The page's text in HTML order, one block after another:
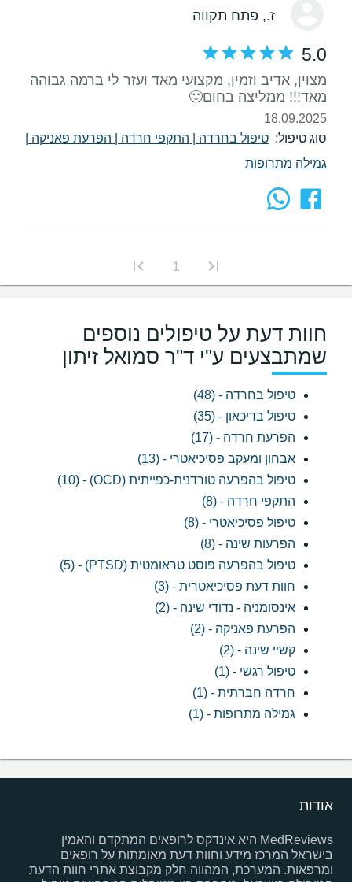
ז., פתח תקווה
5.0
מצוין, אדיב וזמין, מקצועי מאד ועזר לי ברמה גבוהה
מאד!!! ממליצה בחום🙂
18.09.2025
סוג טיפול: טיפול בחרדה התקפי חרדה הפרעת פאניקה
גמילה מתרופות
1
חוות דעת על טיפולים נוספים
שמתבצעים ע"י ד"ר סמואל זיתון
טיפול בחרדה - (48)
טיפול בדיכאון - (35)
הפרעת חרדה - (17)
אבחון ומעקב פסיכיאטרי - (13)
טיפול בהפרעה טורדנית-כפייתית (OCD) - (10)
התקפי חרדה - (8)
טיפול פסיכיאטרי - (8)
הפרעות שינה - (8)
טיפול בהפרעה פוסט טראומטית (PTSD) - (5)
חוות דעת פסיכיאטרית - (3)
אינסומניה - נדודי שינה - (2)
הפרעת פאניקה - (2)
קשיי שינה - (2)
טיפול רגשי - (1)
חרדה חברתית - (1)
גמילה מתרופות - (1)
אודות
MedReviews היא אינדקס לרופאים המתקדם והאמין
בישראל המרכז מידע וחוות דעת מאומתות על רופאים
ומרפאות. המערכת, המהווה חלק מקבוצת אתרי חוות הדעת